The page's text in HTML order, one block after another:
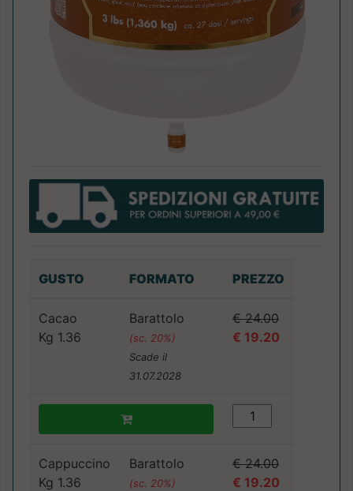
GUSTO FORMATO PREZZO
Cacao
Kg 1.36
Barattolo
(sc. 20%)
Scade il
31.07.2028
€ 24.00
€ 19.20
Cappuccino
Kg 1.36
Barattolo
(sc. 20%)
€ 24.00
€ 19.20